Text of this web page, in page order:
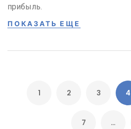
прибыль.
ПОКАЗАТЬ ЕЩЕ
1 2 3 4
7 …